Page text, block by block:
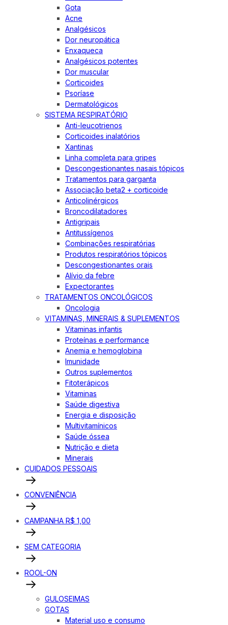
Gota
Acne
Analgésicos
Dor neuropática
Enxaqueca
Analgésicos potentes
Dor muscular
Corticoides
Psoríase
Dermatológicos
SISTEMA RESPIRATÓRIO
Anti-leucotrienos
Corticoides inalatórios
Xantinas
Linha completa para gripes
Descongestionantes nasais tópicos
Tratamentos para garganta
Associação beta2 + corticoide
Anticolinérgicos
Broncodilatadores
Antigripais
Antitussígenos
Combinações respiratórias
Produtos respiratórios tópicos
Descongestionantes orais
Alívio da febre
Expectorantes
TRATAMENTOS ONCOLÓGICOS
Oncologia
VITAMINAS, MINERAIS & SUPLEMENTOS
Vitaminas infantis
Proteínas e performance
Anemia e hemoglobina
Imunidade
Outros suplementos
Fitoterápicos
Vitaminas
Saúde digestiva
Energia e disposição
Multivitamínicos
Saúde óssea
Nutrição e dieta
Minerais
CUIDADOS PESSOAIS
CONVENIÊNCIA
CAMPANHA R$ 1,00
SEM CATEGORIA
ROOL-ON
GULOSEIMAS
GOTAS
Material uso e consumo